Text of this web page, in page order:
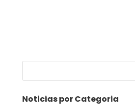
Noticias por Categoria